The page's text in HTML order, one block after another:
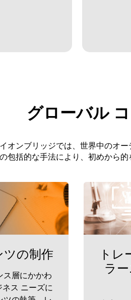
グローバル
オンブリッジでは、世界中のオ
包括的な手法により、初めから
の制作
ス層にかかわ
ス ニーズに
トレ
ラ